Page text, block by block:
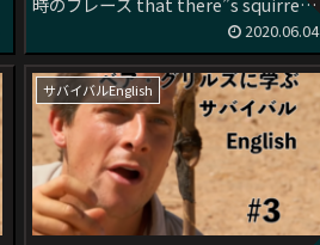
stash of food in this tree.日本語セリ
フ：リスがこの木に食べ物を隠してる
Squirre...
2020.06.04
サバイバルEnglish